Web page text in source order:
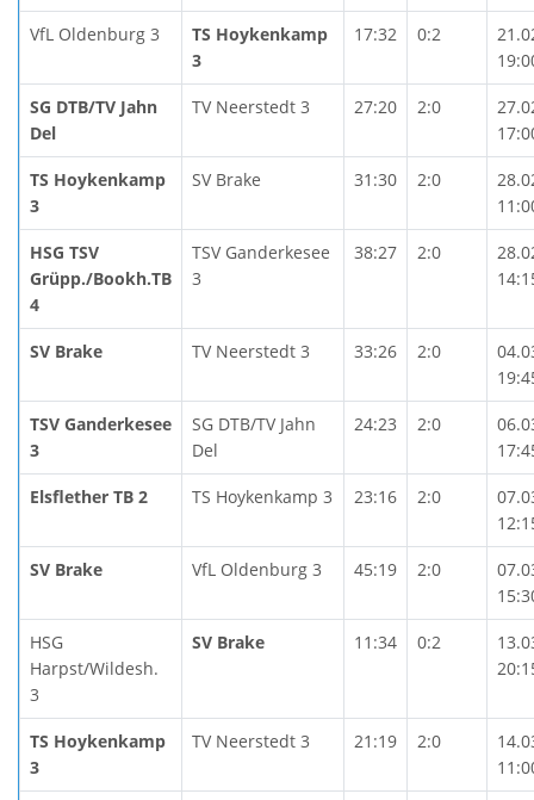
VfL Oldenburg 3
TS Hoykenkamp
3
17:32 0:2
SG DTB/TV Jahn
Del
TV Neerstedt 3 27:20 2:0
TS Hoykenkamp
3
SV Brake 31:30 2:0
HSG TSV
Grüpp./Bookh.TB
4
TSV Ganderkesee
3
38:27 2:0
SV Brake TV Neerstedt 3 33:26 2:0
TSV Ganderkesee
3
SG DTB/TV Jahn
Del
24:23 2:0
Elsflether TB 2 TS Hoykenkamp 3 23:16 2:0
SV Brake VfL Oldenburg 3 45:19 2:0
HSG
Harpst/Wildesh.
3
SV Brake 11:34 0:2
TS Hoykenkamp
3
TV Neerstedt 3 21:19 2:0